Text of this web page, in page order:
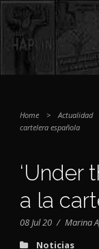
Home > Actualidad
cartelera española
‘Under
a la
08 Jul 20 / Marina
Noticias